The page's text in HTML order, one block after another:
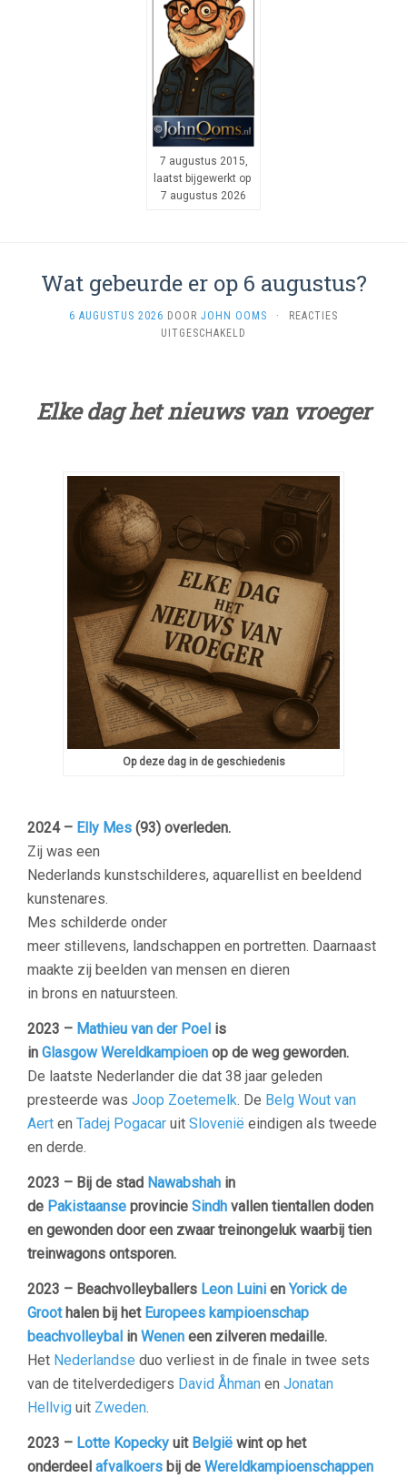
7 augustus 2015,
laatst bijgewerkt op
7 augustus 2026
Wat gebeurde er op 6 augustus?
6 AUGUSTUS 2026 DOOR JOHN OOMS ·
REACTIES
UITGESCHAKELD
Elke dag het nieuws van vroeger
Op deze dag in de geschiedenis
2024 – Elly Mes (93) overleden.
Zij was een
Nederlands kunstschilderes, aquarellist en beeldend
kunstenares.
Mes schilderde onder
meer stillevens, landschappen en portretten. Daarnaast
maakte zij beelden van mensen en dieren
in brons en natuursteen.
2023 – Mathieu van der Poel is
in Glasgow Wereldkampioen op de weg geworden.
De laatste Nederlander die dat 38 jaar geleden
presteerde was Joop Zoetemelk. De Belg Wout van
Aert en Tadej Pogacar uit Slovenië eindigen als tweede
en derde.
2023 – Bij de stad Nawabshah in
de Pakistaanse provincie Sindh vallen tientallen doden
en gewonden door een zwaar treinongeluk waarbij tien
treinwagons ontsporen.
2023 – Beachvolleyballers Leon Luini enYorick de
Groothalen bij het Europees kampioenschap
beachvolleybal in Wenen een zilveren medaille.
Het Nederlandse duo verliest in de finale in twee sets
van de titelverdedigers David Åhman en Jonatan
Hellvig uit Zweden.
2023 – Lotte Kopecky uit België wint op het
onderdeel afvalkoers bij de Wereldkampioenschappen